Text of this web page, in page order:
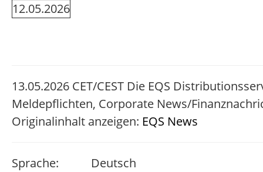
12.05.2026
13.05.2026 CET/CEST Die EQS
Meldepflichten, Corporate News/
Originalinhalt anzeigen: EQS News
Sprache:
Deutsch